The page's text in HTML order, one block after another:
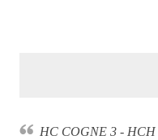
HC COGNE 3 - HCH